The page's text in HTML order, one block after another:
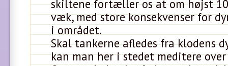
skiltene fortæller os at om højst
væk, med store konsekvenser for
i området.
Skal tankerne afledes fra klodens
kan man her i stedet meditere